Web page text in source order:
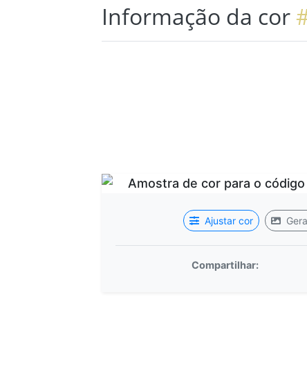
Informação da cor
Ajustar cor
Compartilhar: